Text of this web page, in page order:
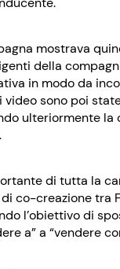
mostrava
della
in modo da
video sono poi
ulteriormente la
di tutta la
co-creazione tra
l’obiettivo di
a” a “vendere